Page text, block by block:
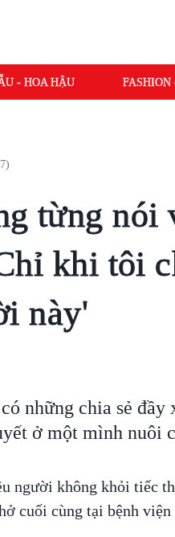
- HOA HẬU
từng nói
khi tôi
này'
những chia sẻ đầy
ở một mình nuôi
người không khỏi tiếc
cuối cùng tại bệnh viện